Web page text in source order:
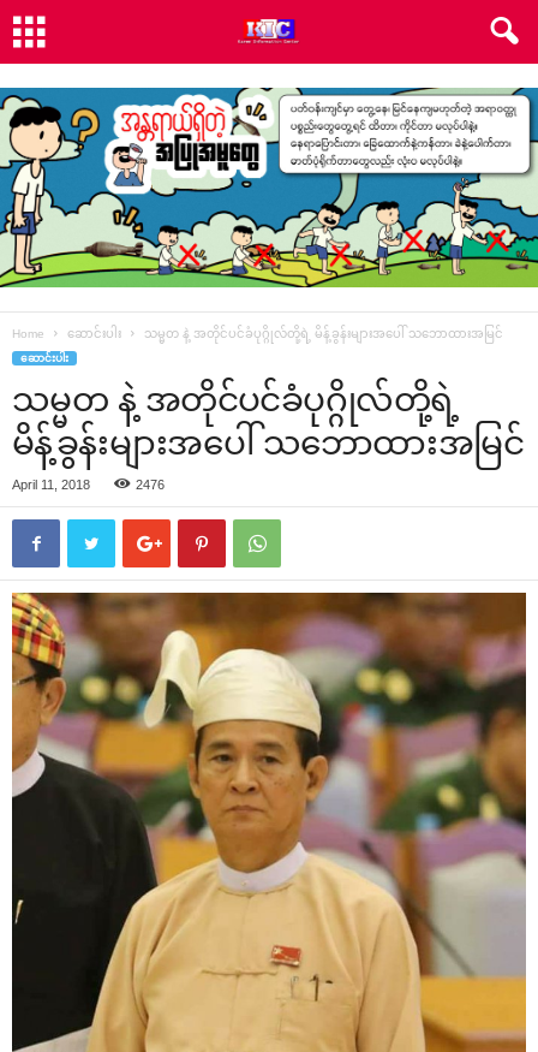
Home ဆောင်းပါး သမ္မတ နဲ့ အတိုင်ပင်ခံပုဂ္ဂိုလ်တို့ရဲ့ မိန့်ခွန်းများအ‌ပေါ် သ‌ဘောထားအမြင်
ဆောင်းပါး
သမ္မတ နဲ့ အတိုင်ပင်ခံပုဂ္ဂိုလ်တို့ရဲ့
မိန့်ခွန်းများအ‌ပေါ် သ‌ဘောထားအမြင်
April 11, 2018 2476